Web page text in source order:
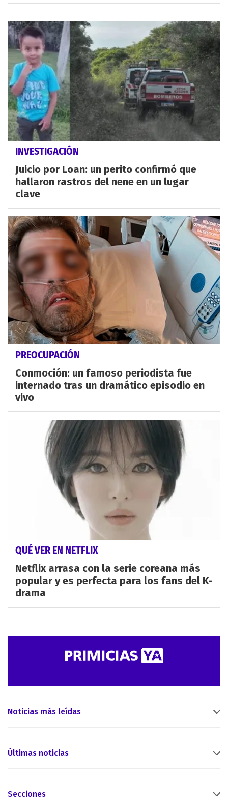
INVESTIGACIÓN
Juicio por Loan: un perito confirmó que
hallaron rastros del nene en un lugar
clave
PREOCUPACIÓN
Conmoción: un famoso periodista fue
internado tras un dramático episodio en
vivo
QUÉ VER EN NETFLIX
Netflix arrasa con la serie coreana más
popular y es perfecta para los fans del K-
drama
Noticias más leídas
Últimas noticias
Secciones